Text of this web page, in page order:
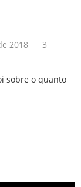
2018
3
sobre o quanto